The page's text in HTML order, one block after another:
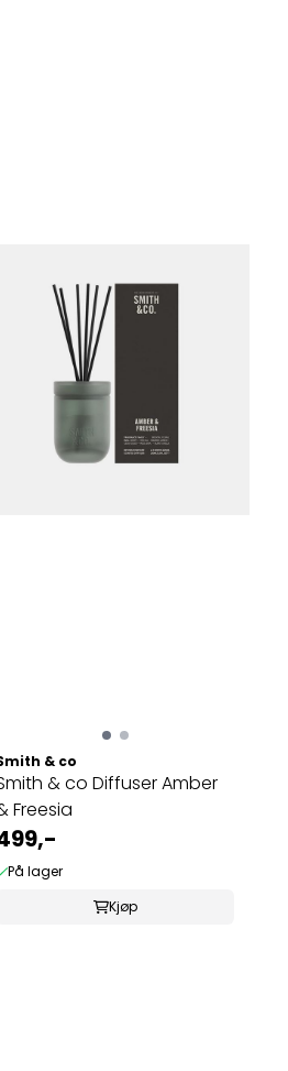
& co
& co Diffuser Amber
Freesia
På lager
Kjøp